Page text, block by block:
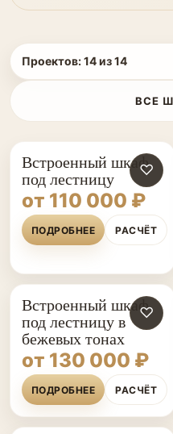
Проектов:14из14
ВСЕ
♡
Встроенный шкаф
под лестницу
от 110 000 ₽
ПОДРОБНЕЕ РАСЧЁТ
♡
Встроенный шкаф
под лестницу в
бежевых тонах
от 130 000 ₽
ПОДРОБНЕЕ РАСЧЁТ